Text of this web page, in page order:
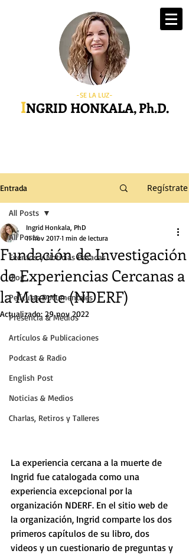
-SE LA LUZ-
INGRID HONKALA, Ph.D.
Entrada Regístrate
All Posts
Eventos y Noticias Pasadas
Blog
Películas Documentales
Presencia & Medios
Artículos & Publicaciones
Podcast & Radio
English Post
Noticias & Medios
Charlas, Retiros y Talleres
All Posts
Fundación de Investigación
de Experiencias Cercanas a
la Muerte (NDERF)
Ingrid Honkala, PhD
11 nov 2017 1 min de lectura
Actualizado: 29 nov 2022
La experiencia cercana a la muerte de
Ingrid fue catalogada como una
experiencia excepcional por la
organización NDERF. En el sitio web de
la organización, Ingrid comparte los dos
primeros capítulos de su libro, dos
videos y un cuestionario de preguntas y